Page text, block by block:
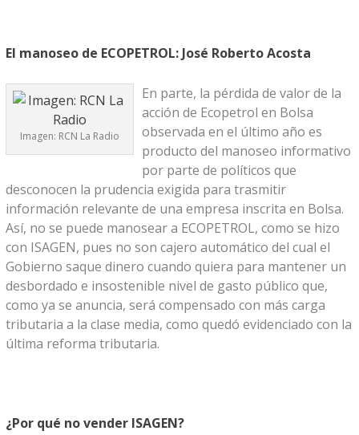
El manoseo de ECOPETROL: José Roberto Acosta
Imagen: RCN La Radio
En parte, la pérdida de valor de la
acción de Ecopetrol en Bolsa
observada en el último año es
producto del manoseo informativo
por parte de políticos que
desconocen la prudencia exigida para trasmitir
información relevante de una empresa inscrita en Bolsa.
Así, no se puede manosear a ECOPETROL, como se hizo
con ISAGEN, pues no son cajero automático del cual el
Gobierno saque dinero cuando quiera para mantener un
desbordado e insostenible nivel de gasto público que,
como ya se anuncia, será compensado con más carga
tributaria a la clase media, como quedó evidenciado con la
última reforma tributaria.
¿Por qué no vender ISAGEN?